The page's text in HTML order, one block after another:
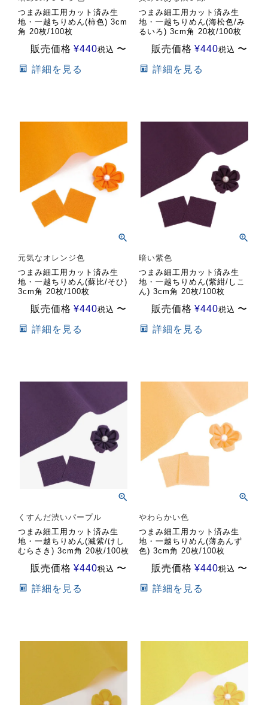
つまみ細工用カット済み生
地・一越ちりめん(柿色) 3cm
角 20枚/100枚
販売価格 ¥440税込 〜
詳細を見る
つまみ細工用カット済み生
地・一越ちりめん(海松色/み
るいろ) 3cm角 20枚/100枚
販売価格 ¥440税込 〜
詳細を見る
元気なオレンジ色
つまみ細工用カット済み生
地・一越ちりめん(蘇比/そひ)
3cm角 20枚/100枚
販売価格 ¥440税込 〜
詳細を見る
暗い紫色
つまみ細工用カット済み生
地・一越ちりめん(紫紺/しこ
ん) 3cm角 20枚/100枚
販売価格 ¥440税込 〜
詳細を見る
くすんだ渋いパープル
つまみ細工用カット済み生
地・一越ちりめん(滅紫/けし
むらさき) 3cm角 20枚/100枚
販売価格 ¥440税込 〜
詳細を見る
やわらかい色
つまみ細工用カット済み生
地・一越ちりめん(薄あんず
色) 3cm角 20枚/100枚
販売価格 ¥440税込 〜
詳細を見る